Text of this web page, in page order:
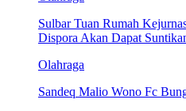
Sulbar Tuan Rumah
Dispora Akan Dapat
Olahraga
Sandeq Malio Wono Fc